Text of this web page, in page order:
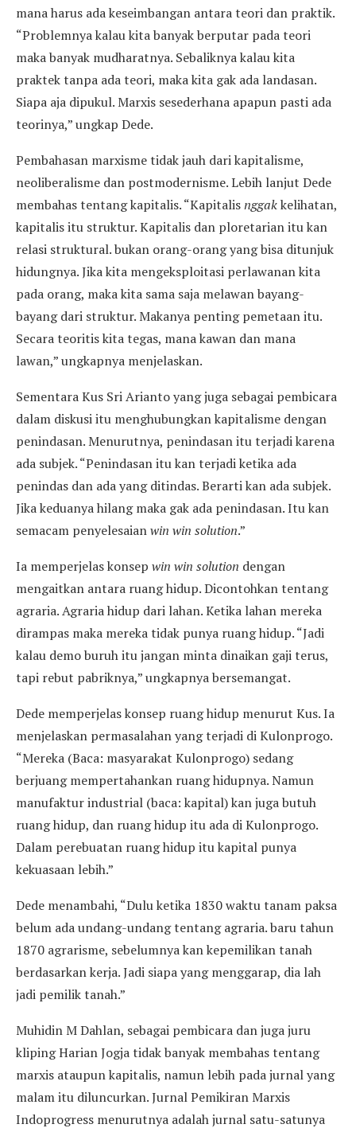
mana harus ada keseimbangan antara teori dan praktik.
“Problemnya kalau kita banyak berputar pada teori
maka banyak mudharatnya. Sebaliknya kalau kita
praktek tanpa ada teori, maka kita gak ada landasan.
Siapa aja dipukul. Marxis sesederhana apapun pasti ada
teorinya,” ungkap Dede.
Pembahasan marxisme tidak jauh dari kapitalisme,
neoliberalisme dan postmodernisme. Lebih lanjut Dede
membahas tentang kapitalis. “Kapitalisnggakkelihatan,
kapitalis itu struktur. Kapitalis dan ploretarian itu kan
relasi struktural. bukan orang-orang yang bisa ditunjuk
hidungnya. Jika kita mengeksploitasi perlawanan kita
pada orang, maka kita sama saja melawan bayang-
bayang dari struktur. Makanya penting pemetaan itu.
Secara teoritis kita tegas, mana kawan dan mana
lawan,” ungkapnya menjelaskan.
Sementara Kus Sri Arianto yang juga sebagai pembicara
dalam diskusi itu menghubungkan kapitalisme dengan
penindasan. Menurutnya, penindasan itu terjadi karena
ada subjek. “Penindasan itu kan terjadi ketika ada
penindas dan ada yang ditindas. Berarti kan ada subjek.
Jika keduanya hilang maka gak ada penindasan. Itu kan
semacam penyelesaianwin win solution.”
Ia memperjelas konsep win win solution dengan
mengaitkan antara ruang hidup. Dicontohkan tentang
agraria. Agraria hidup dari lahan. Ketika lahan mereka
dirampas maka mereka tidak punya ruang hidup. “Jadi
kalau demo buruh itu jangan minta dinaikan gaji terus,
tapi rebut pabriknya,” ungkapnya bersemangat.
Dede memperjelas konsep ruang hidup menurut Kus. Ia
menjelaskan permasalahan yang terjadi di Kulonprogo.
“Mereka (Baca: masyarakat Kulonprogo) sedang
berjuang mempertahankan ruang hidupnya. Namun
manufaktur industrial (baca: kapital) kan juga butuh
ruang hidup, dan ruang hidup itu ada di Kulonprogo.
Dalam perebuatan ruang hidup itu kapital punya
kekuasaan lebih.”
Dede menambahi, “Dulu ketika 1830 waktu tanam paksa
belum ada undang-undang tentang agraria. baru tahun
1870 agrarisme, sebelumnya kan kepemilikan tanah
berdasarkan kerja. Jadi siapa yang menggarap, dia lah
jadi pemilik tanah.”
Muhidin M Dahlan, sebagai pembicara dan juga juru
kliping Harian Jogja tidak banyak membahas tentang
marxis ataupun kapitalis, namun lebih pada jurnal yang
malam itu diluncurkan. Jurnal Pemikiran Marxis
Indoprogress menurutnya adalah jurnal satu-satunya